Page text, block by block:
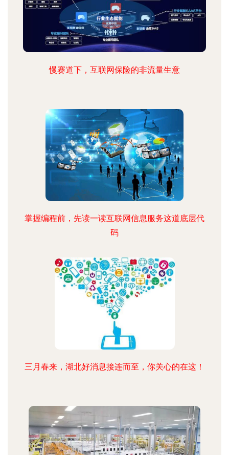
慢赛道下，互联网保险的非流量生意
掌握编程前，先读一读互联网信息服务这道底层代
码
三月春来，湖北好消息接连而至，你关心的在这！